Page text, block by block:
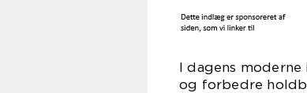
I dagens
og forbedre